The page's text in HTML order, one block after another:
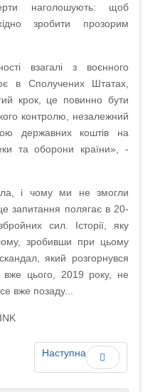
наголошують: щоб
зробити прозорим
взагалі з воєнного
в Сполучених Штатах,
крок, це повинно бути
контролю, незалежний
державних коштів на
та оборони країни», -
і чому ми не змогли
запитання полягає в 20-
сил. Історії, яку
зробивши при цьому
який розгорнувся
вже цього, 2019 року, не
вже позаду...
Наступна